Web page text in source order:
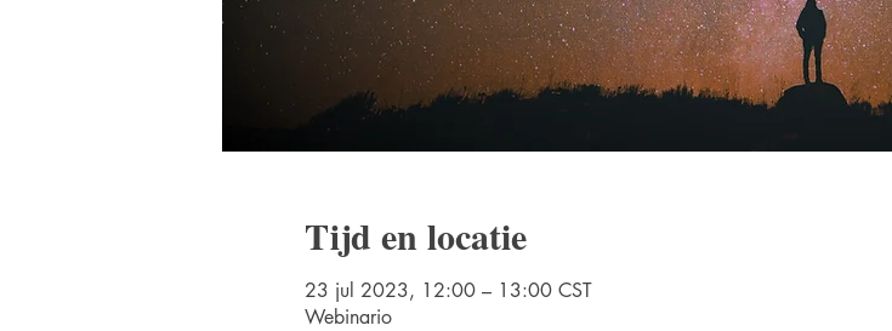
Tijd en locatie
23 jul 2023, 12:00 – 13:00 CST
Webinario